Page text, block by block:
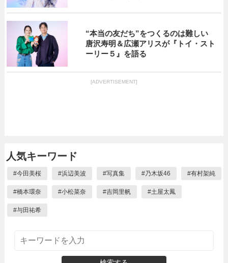
“本当の友だち”をつくるのは難しい
唐沢寿明＆広瀬アリスが『トイ・スト
ーリー５』を語る
[ADVERTISEMENT]
人気キーワード
#今田美桜 #浜辺美波 #写真集 #乃木坂46 #有村架純
#橋本環奈 #小松菜奈 #吉岡里帆 #土屋太鳳
#与田祐希